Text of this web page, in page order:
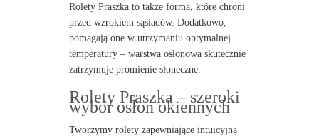
Rolety Praszka to także forma, które chroni
przed wzrokiem sąsiadów. Dodatkowo,
pomagają one w utrzymaniu optymalnej
temperatury – warstwa osłonowa skutecznie
zatrzymuje promienie słoneczne.
Rolety Praszka – szeroki
wybór osłon okiennych
Tworzymy rolety zapewniające intuicyjną